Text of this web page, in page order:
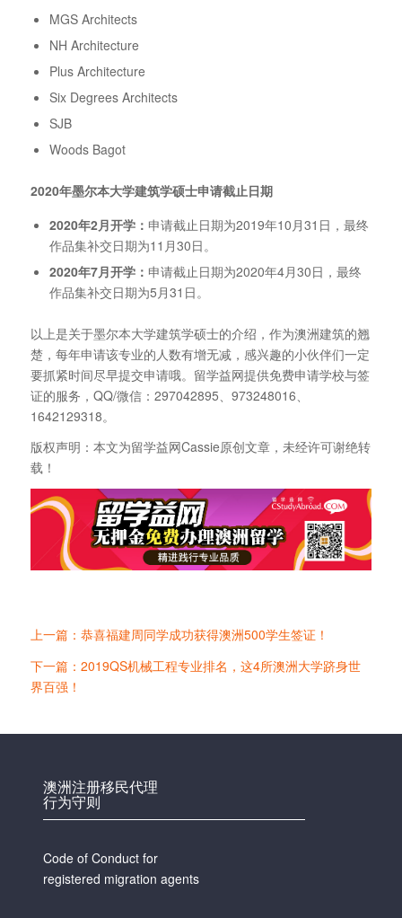
MGS Architects
NH Architecture
Plus Architecture
Six Degrees Architects
SJB
Woods Bagot
2020年墨尔本大学建筑学硕士申请截止日期
2020年2月开学： 申请截止日期为2019年10月31日，最终
作品集补交日期为11月30日。
2020年7月开学： 申请截止日期为2020年4月30日，最终
作品集补交日期为5月31日。
以上是关于墨尔本大学建筑学硕士的介绍，作为澳洲建筑的翘
楚，每年申请该专业的人数有增无减，感兴趣的小伙伴们一定
要抓紧时间尽早提交申请哦。留学益网提供免费申请学校与签
证的服务，QQ/微信：297042895、973248016、
1642129318。
版权声明：本文为留学益网Cassie原创文章，未经许可谢绝转
载！
上一篇：恭喜福建周同学成功获得澳洲500学生签证！
下一篇：2019QS机械工程专业排名，这4所澳洲大学跻身世
界百强！
澳洲注册移民代理
行为守则
Code of Conduct for
registered migration agents